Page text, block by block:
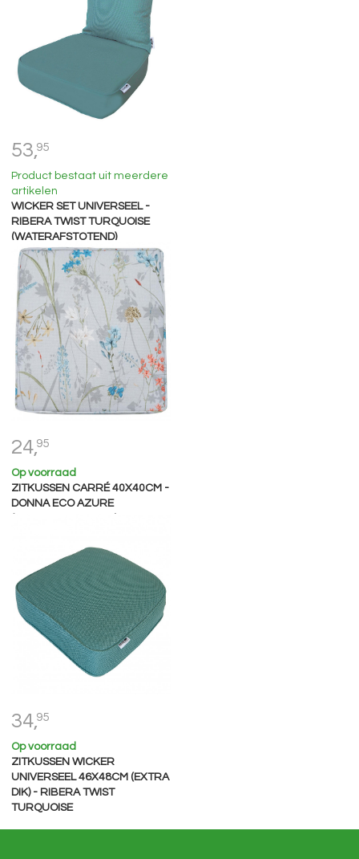
53,95
Product bestaat uit meerdere
artikelen
WICKER SET UNIVERSEEL -
RIBERA TWIST TURQUOISE
(WATERAFSTOTEND)
24,95
Op voorraad
ZITKUSSEN CARRÉ 40X40CM -
DONNA ECO AZURE
34,95
Op voorraad
ZITKUSSEN WICKER
UNIVERSEEL 46X48CM (EXTRA
DIK) - RIBERA TWIST
TURQUOISE